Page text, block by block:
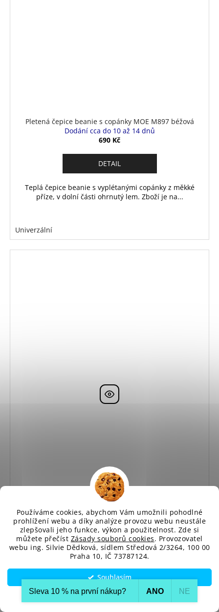
Používáme cookies, abychom Vám umožnili pohodlné
prohlížení webu a díky analýze provozu webu neustále
zlepšovali jeho funkce, výkon a použitelnost. Zde si
můžete přečíst Zásady souborů cookies. Provozovatel
webu ing. Silvie Dědková, sídlem Středová 2/3264, 100 00
Praha 10, IČ 73787124.
Souhlasím
Nastavení
Pletená čepice beanie s copánky MOE M897 béžová
Dodání cca do 10 až 14 dnů
690 Kč
DETAIL
Teplá čepice beanie s vyplétanými copánky z měkké
příze, v dolní části ohrnutý lem. Zboží je na...
Univerzální
Pletená dlouhá šála MOE M896 šedá
Dodání cca do 10 až 14 dnů
950 Kč
Sleva 10 % na první nákup?​ ANO NE